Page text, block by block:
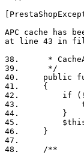
APC cache has
at line 43 in file
38.      *
39.      */
40.     public
41.     {
42.         if
43.
44.         }
45.         $this-
46.     }
47.
48.     /**